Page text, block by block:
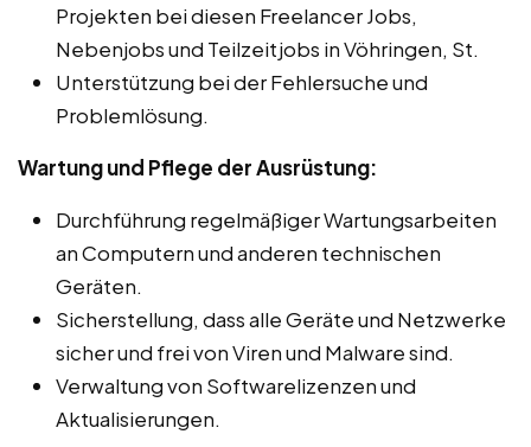
Projekten bei diesen Freelancer Jobs,
Nebenjobs und Teilzeitjobs in Vöhringen, St.
Unterstützung bei der Fehlersuche und
Problemlösung.
Wartung und Pflege der Ausrüstung:
Durchführung regelmäßiger Wartungsarbeiten
an Computern und anderen technischen
Geräten.
Sicherstellung, dass alle Geräte und Netzwerke
sicher und frei von Viren und Malware sind.
Verwaltung von Softwarelizenzen und
Aktualisierungen.